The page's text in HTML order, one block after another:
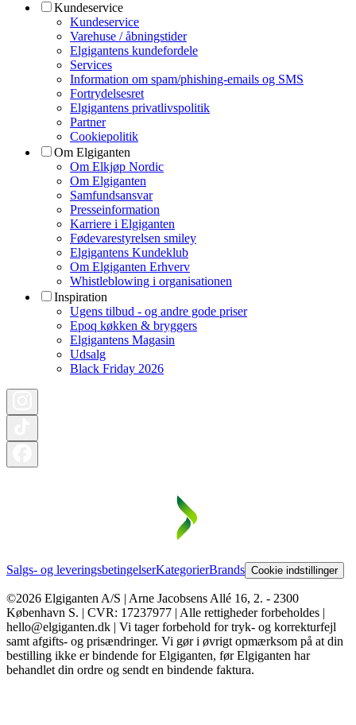
Kundeservice
Kundeservice
Varehuse / åbningstider
Elgigantens kundefordele
Services
Information om spam/phishing-emails og SMS
Fortrydelsesret
Elgigantens privatlivspolitik
Partner
Cookiepolitik
Om Elgiganten
Om Elkjøp Nordic
Om Elgiganten
Samfundsansvar
Presseinformation
Karriere i Elgiganten
Fødevarestyrelsen smiley
Elgigantens Kundeklub
Om Elgiganten Erhverv
Whistleblowing i organisationen
Inspiration
Ugens tilbud - og andre gode priser
Epoq køkken & bryggers
Elgigantens Magasin
Udsalg
Black Friday 2026
Salgs- og leveringsbetingelserKategorierBrands Cookie indstillinger
©2026 Elgiganten A/S | Arne Jacobsens Allé 16, 2. - 2300
København S. | CVR: 17237977 | Alle rettigheder forbeholdes |
hello@elgiganten.dk | Vi tager forbehold for tryk- og korrekturfejl
samt afgifts- og prisændringer. Vi gør i øvrigt opmærksom på at din
bestilling ikke er bindende for Elgiganten, før Elgiganten har
behandlet din ordre og sendt en bindende faktura.